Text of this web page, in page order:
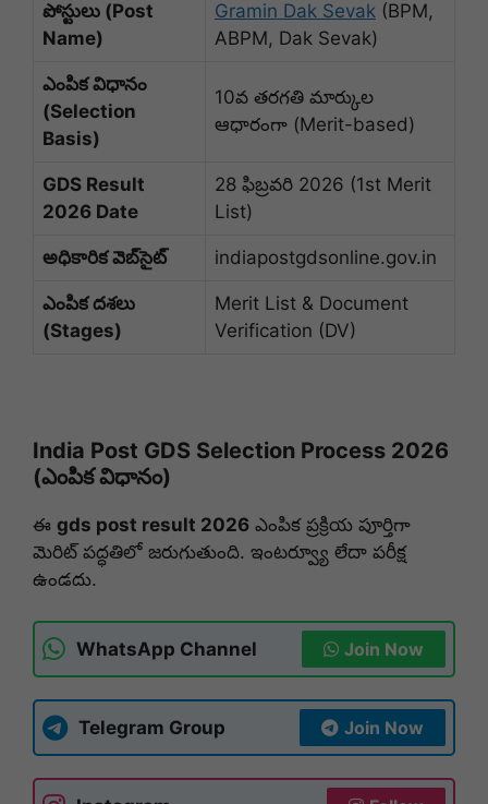
పోస్టులు (Post
Name)
Gramin Dak Sevak (BPM,
ABPM, Dak Sevak)
ఎంపిక విధానం
(Selection
Basis)
10వ తరగతి మార్కుల
ఆధారంగా (Merit-based)
GDS Result
2026 Date
28 ఫిబ్రవరి 2026 (1st Merit
List)
అధికారిక వెబ్‌సైట్ indiapostgdsonline.gov.in
ఎంపిక దశలు
(Stages)
Merit List & Document
Verification (DV)
India Post GDS Selection Process 2026
(ఎంపిక విధానం)
ఈ gds post result 2026 ఎంపిక ప్రక్రియ పూర్తిగా
మెరిట్ పద్ధతిలో జరుగుతుంది. ఇంటర్వ్యూ లేదా పరీక్ష
ఉండదు.
WhatsApp Channel Join Now
Telegram Group Join Now